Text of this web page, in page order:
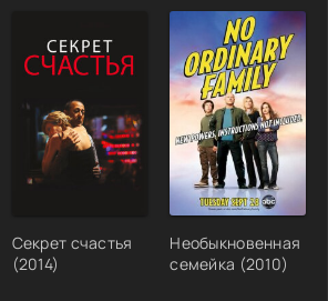
Секрет счастья
(2014)
Необыкновенная
семейка (2010)